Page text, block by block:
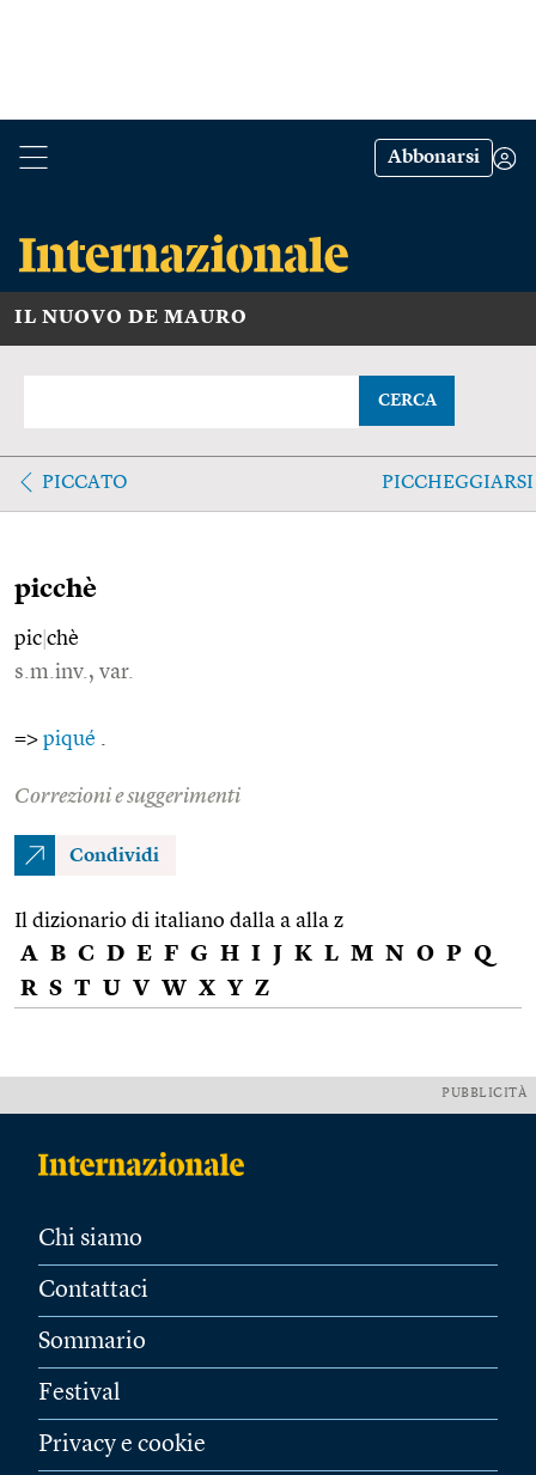
Abbonarsi
IL NUOVO DE MAURO
CERCA
PICCATO PICCHEGGIARSI
picchè
pic chè
s.m.inv., var.
=> piqué
Correzioni e suggerimenti
Condividi
Il dizionario di italiano dalla a alla z
A B C D E F G H I J K L M N O P Q
R S T U V W X Y Z
PUBBLICITÀ
Chi siamo
Contattaci
Sommario
Festival
Privacy e cookie